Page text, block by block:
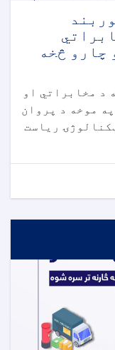
چارو څخه
د مخابراتي او
موخه د پروان
ریاست